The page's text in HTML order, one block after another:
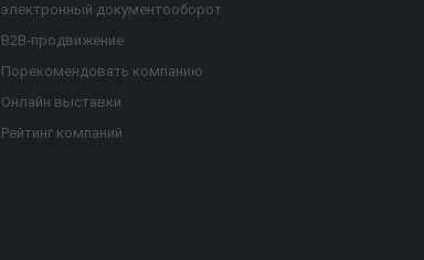
электронный документооборот
B2B-продвижение
Порекомендовать компанию
Онлайн выставки
Рейтинг компаний